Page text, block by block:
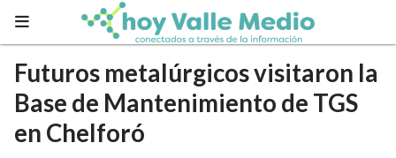
Futuros metalúrgicos visitaron la
Base de Mantenimiento de TGS
en Chelforó